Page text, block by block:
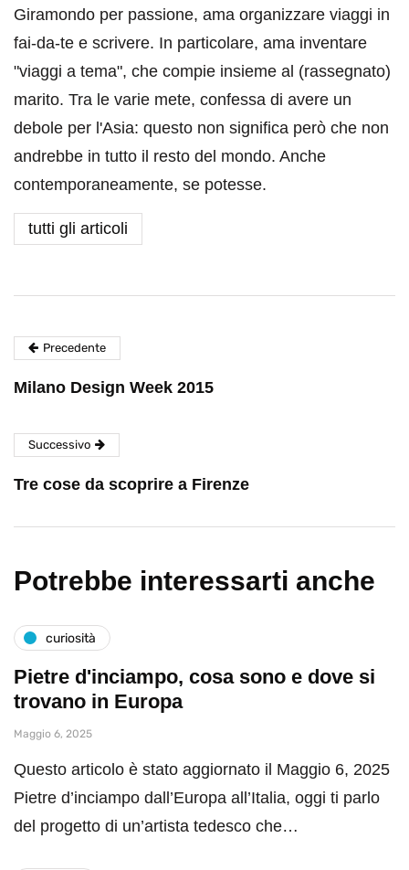
Giramondo per passione, ama organizzare viaggi in
fai-da-te e scrivere. In particolare, ama inventare
"viaggi a tema", che compie insieme al (rassegnato)
marito. Tra le varie mete, confessa di avere un
debole per l'Asia: questo non significa però che non
andrebbe in tutto il resto del mondo. Anche
contemporaneamente, se potesse.
tutti gli articoli
Precedente
Milano Design Week 2015
Successivo
Tre cose da scoprire a Firenze
Potrebbe interessarti anche
curiosità
Pietre d'inciampo, cosa sono e dove si
trovano in Europa
Maggio 6, 2025
Questo articolo è stato aggiornato il Maggio 6, 2025
Pietre d’inciampo dall’Europa all’Italia, oggi ti parlo
del progetto di un’artista tedesco che…